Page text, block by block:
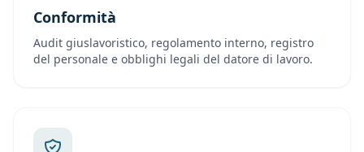
Conformità
Audit giuslavoristico, regolamento interno, registro
del personale e obblighi legali del datore di lavoro.